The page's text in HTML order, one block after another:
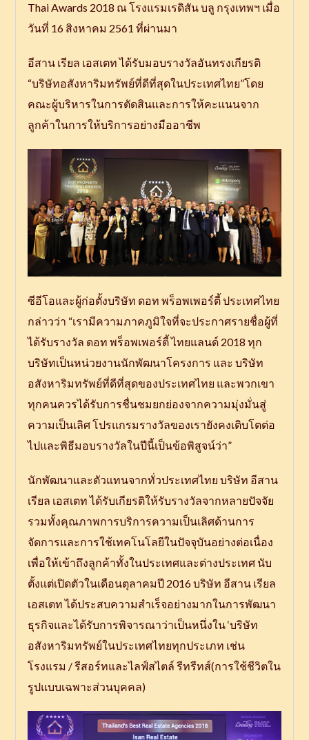
Thai Awards 2018 ณ โรงแรมเรดิสัน บลู กรุงเทพฯ เมื่อ
วันที่ 16 สิงหาคม 2561 ที่ผ่านมา
อีสาน เรียล เอสเตท ได้รับมอบรางวัลอันทรงเกียรติ
“บริษัทอสังหาริมทรัพย์ที่ดีที่สุดในประเทศไทย”โดย
คณะผู้บริหารในการตัดสินและการให้คะแนนจาก
ลูกค้าในการให้บริการอย่างมืออาชีพ
ซีอีโอและผู้ก่อตั้งบริษัท ดอท พร็อพเพอร์ตี้ ประเทศไทย
กล่าวว่า “เรามีความภาคภูมิใจที่จะประกาศรายชื่อผู้ที่
ได้รับรางวัล ดอท พร็อพเพอร์ตี้ ไทยแลนด์ 2018 ทุก
บริษัทเป็นหน่วยงานนักพัฒนาโครงการ และ บริษัท
อสังหาริมทรัพย์ที่ดีที่สุดของประเทศไทย และพวกเขา
ทุกคนควรได้รับการชื่นชมยกย่องจากความมุ่งมั่นสู่
ความเป็นเลิศ โปรแกรมรางวัลของเรายังคงเติบโตต่อ
ไปและพิธีมอบรางวัลในปีนี้เป็นข้อพิสูจน์ว่า”
นักพัฒนาและตัวแทนจากทั่วประเทศไทย บริษัท อีสาน
เรียล เอสเตท ได้รับเกียรติให้รับรางวัลจากหลายปัจจัย
รวมทั้งคุณภาพการบริการความเป็นเลิศด้านการ
จัดการและการใช้เทคโนโลยีในปัจจุบันอย่างต่อเนื่อง
เพื่อให้เข้าถึงลูกค้าทั้งในประเทศและต่างประเทศ นับ
ตั้งแต่เปิดตัวในเดือนตุลาคมปี 2016 บริษัท อีสาน เรียล
เอสเตท ได้ประสบความสำเร็จอย่างมากในการพัฒนา
ธุรกิจและได้รับการพิจารณาว่าเป็นหนึ่งใน ‘บริษัท
อสังหาริมทรัพย์ในประเทศไทยทุกประเภท เช่น
โรงแรม / รีสอร์ทและไลฟ์สไตล์ รีทรีทส์(การใช้ชีวิตใน
รูปแบบเฉพาะส่วนบุคคล)